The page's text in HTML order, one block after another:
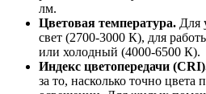
лм.
Цветовая температура. Для
свет (2700-3000 К), для
или холодный (4000-6500 К).
Индекс цветопередачи
за то, насколько точно цвета